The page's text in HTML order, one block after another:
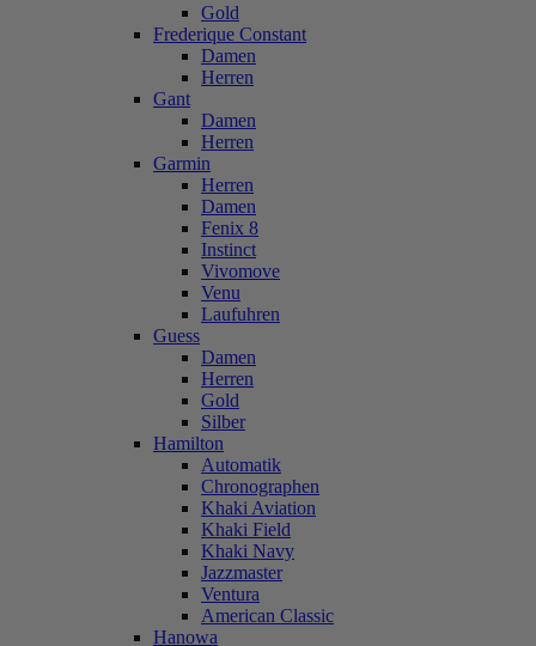
Gold
Frederique Constant
Damen
Herren
Gant
Damen
Herren
Garmin
Herren
Damen
Fenix 8
Instinct
Vivomove
Venu
Laufuhren
Guess
Damen
Herren
Gold
Silber
Hamilton
Automatik
Chronographen
Khaki Aviation
Khaki Field
Khaki Navy
Jazzmaster
Ventura
American Classic
Hanowa